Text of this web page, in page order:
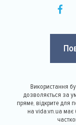
Використання
дозволяється за
пряме, відкрите для
на vida.vn.ua має